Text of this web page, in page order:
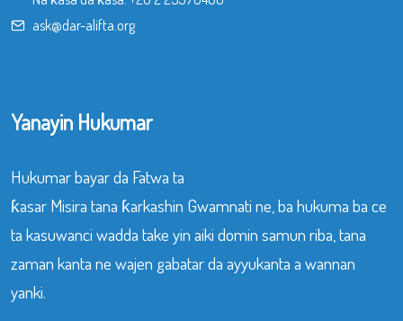
ask@dar-alifta.org
Yanayin Hukumar
Hukumar bayar da Fatwa ta
ƙasar Misira tana ƙarkashin Gwamnati ne, ba hukuma ba ce
ta kasuwanci wadda take yin aiki domin samun riba, tana
zaman kanta ne wajen gabatar da ayyukanta a wannan
yanki.